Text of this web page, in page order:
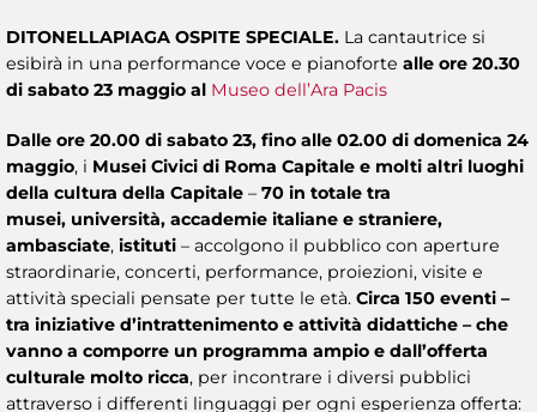
DITONELLAPIAGA OSPITE SPECIALE. La cantautrice si
esibirà in una performance voce e pianoforte alle ore 20.30
di sabato 23 maggio al Museo dell’Ara Pacis
Dalle ore 20.00 di sabato 23, fino alle 02.00 di domenica 24
maggio, i Musei Civici di Roma Capitale e molti altri luoghi
della cultura della Capitale – 70 in totale tra
musei, università, accademie italiane e straniere,
ambasciate, istituti – accolgono il pubblico con aperture
straordinarie, concerti, performance, proiezioni, visite e
attività speciali pensate per tutte le età. Circa 150 eventi –
tra iniziative d’intrattenimento e attività didattiche – che
vanno a comporre un programma ampio e dall’offerta
culturale molto ricca, per incontrare i diversi pubblici
attraverso i differenti linguaggi per ogni esperienza offerta: